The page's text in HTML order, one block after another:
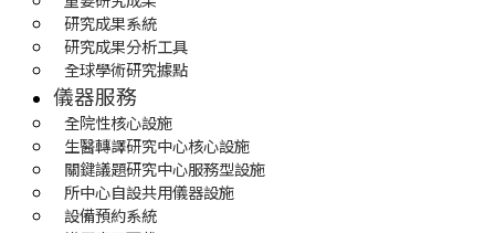
研究成果系統
研究成果分析工具
全球學術研究據點
儀器服務
全院性核心設施
生醫轉譯研究中心核心設施
關鍵議題研究中心服務型設施
所中心自設共用儀器設施
設備預約系統